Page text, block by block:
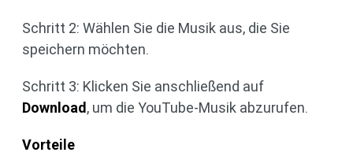
Schritt 2: Wählen Sie die Musik aus, die Sie
speichern möchten.
Schritt 3: Klicken Sie anschließend auf
Download, um die YouTube-Musik abzurufen.
Vorteile